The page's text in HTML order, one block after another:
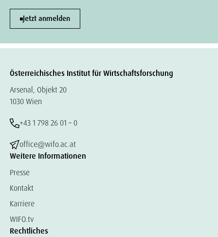
Jetzt anmelden
Österreichisches Institut für Wirtschaftsforschung
Arsenal, Objekt 20
1030 Wien
+43 1 798 26 01 – 0
office@wifo.ac.at
Weitere Informationen
Presse
Kontakt
Karriere
WIFO.tv
Rechtliches